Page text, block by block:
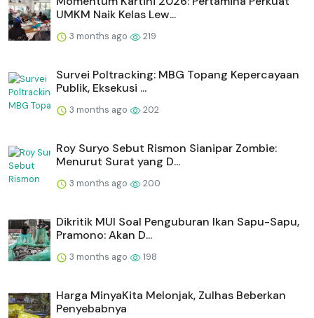
UMKM Naik Kelas Lew...
3 months ago 219
Survei Poltracking: MBG Topang Kepercayaan
Publik, Eksekusi ...
3 months ago 202
Roy Suryo Sebut Rismon Sianipar Zombie:
Menurut Surat yang D...
3 months ago 200
Dikritik MUI Soal Penguburan Ikan Sapu-Sapu,
Pramono: Akan D...
3 months ago 198
Harga MinyaKita Melonjak, Zulhas Beberkan
Penyebabnya